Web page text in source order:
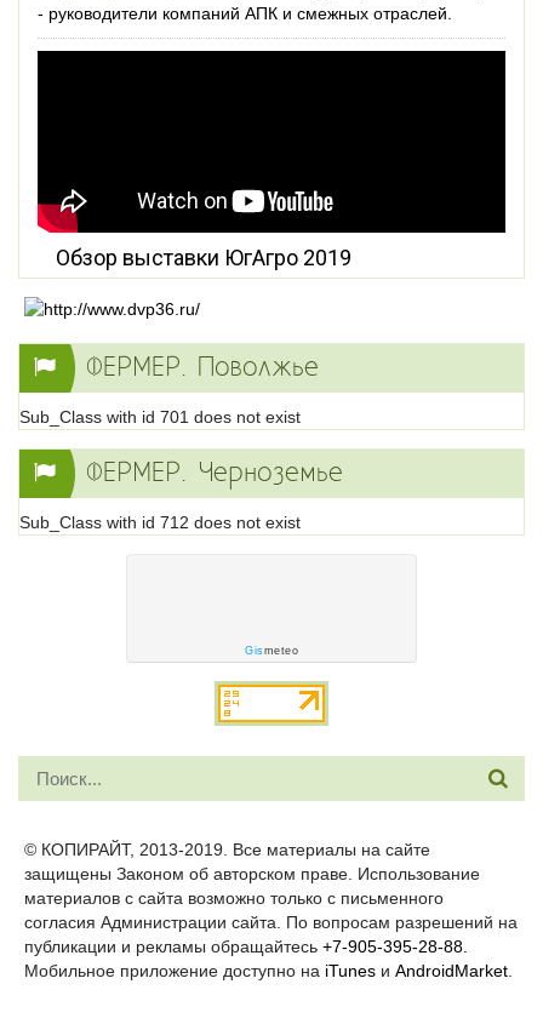
- руководители компаний АПК и смежных отраслей.
Обзор выставки ЮгАгро 2019
ФЕРМЕР. Поволжье
Sub_Class with id 701 does not exist
ФЕРМЕР. Черноземье
Sub_Class with id 712 does not exist
Gismeteo
© КОПИРАЙТ, 2013-2019. Все материалы на сайте
защищены Законом об авторском праве. Использование
материалов с сайта возможно только с письменного
согласия Администрации сайта. По вопросам разрешений на
публикации и рекламы обращайтесь +7-905-395-28-88.
Мобильное приложение доступно на iTunes и AndroidMarket